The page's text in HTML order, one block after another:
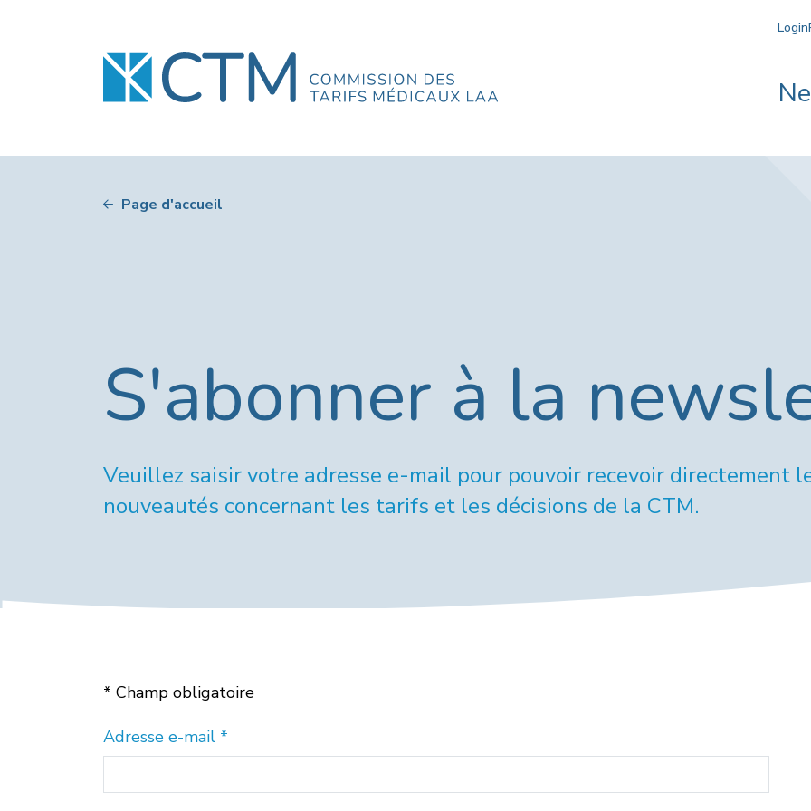
Login
Page d'accueil
S'abonner à la
Veuillez saisir votre adresse e-mail pour pouvoir recevoir directement
nouveautés concernant les tarifs et les décisions de la CTM.
* Champ obligatoire
Adresse e-mail *